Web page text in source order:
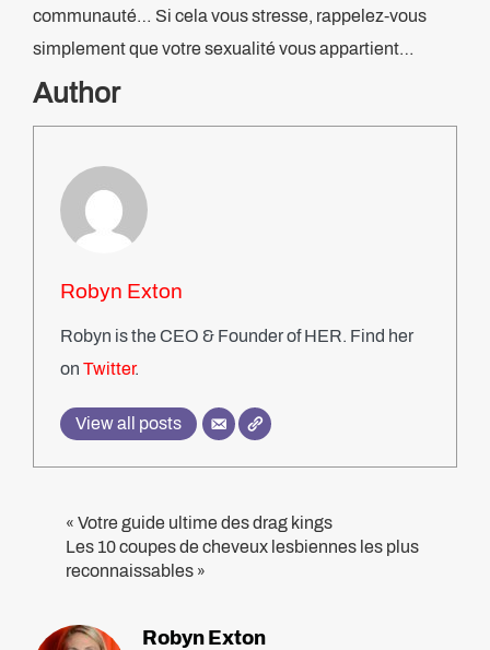
communauté… Si cela vous stresse, rappelez-vous
simplement que votre sexualité vous appartient…
Author
Robyn Exton
Robyn is the CEO & Founder of HER. Find her
on Twitter.
View all posts
« Votre guide ultime des drag kings
Les 10 coupes de cheveux lesbiennes les plus
reconnaissables »
Robyn Exton